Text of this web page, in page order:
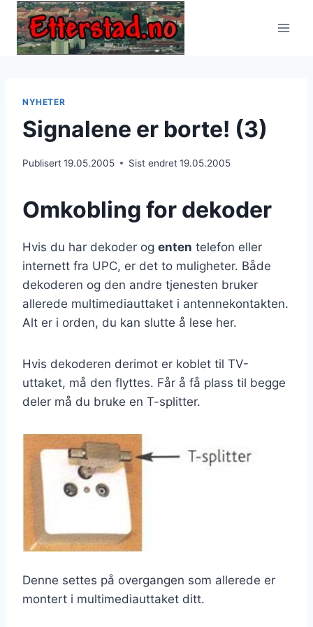
Skip
content
NYHETER
Signalene er borte! (3)
Publisert19.05.2005 Sist endret 19.05.2005
Omkobling for dekoder
Hvis du har dekoder og enten telefon eller
internett fra UPC, er det to muligheter. Både
dekoderen og den andre tjenesten bruker
allerede multimediauttaket i antennekontakten.
Alt er i orden, du kan slutte å lese her.
Hvis dekoderen derimot er koblet til TV-
uttaket, må den flyttes. Får å få plass til begge
deler må du bruke en T-splitter.
Denne settes på overgangen som allerede er
montert i multimediauttaket ditt.